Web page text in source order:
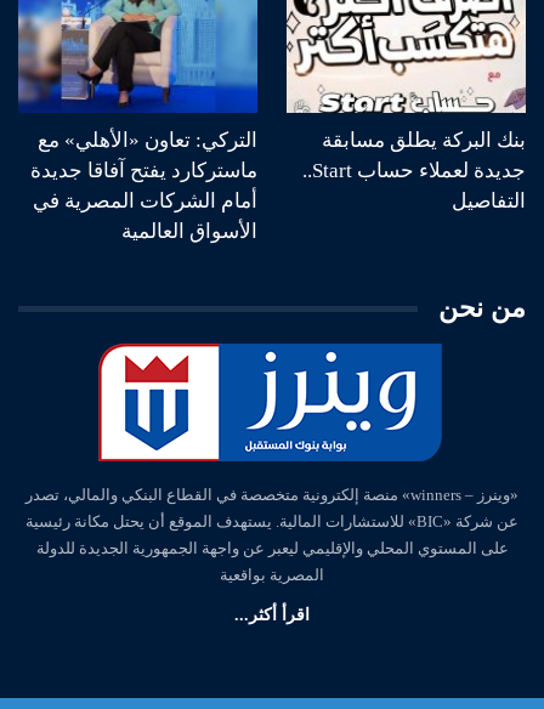
بنك البركة يطلق مسابقة
جديدة لعملاء حساب Start..
التفاصيل
التركي: تعاون «الأهلي» مع
ماستركارد يفتح آفاقا جديدة
أمام الشركات المصرية في
الأسواق العالمية
من نحن
«وينرز – winners» منصة إلكترونية متخصصة في القطاع البنكي والمالي، تصدر
عن شركة «BIC» للاستشارات المالية. يستهدف الموقع أن يحتل مكانة رئيسية
على المستوي المحلي والإقليمي ليعبر عن واجهة الجمهورية الجديدة للدولة
المصرية بواقعية
اقرأ أكثر...